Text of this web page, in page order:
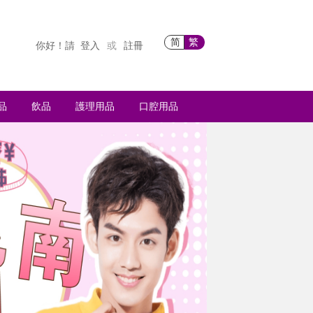
简 繁
你好！請 登入 或 註冊
飲品 護理用品 口腔用品